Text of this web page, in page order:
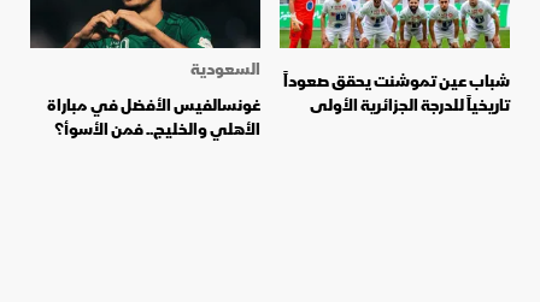
شباب عين تموشنت يحقق صعوداً
تاريخياً للدرجة الجزائرية الأولى
السعودية
غونسالفيس الأفضل في مباراة
الأهلي والخليج.. فمن الأسوأ؟